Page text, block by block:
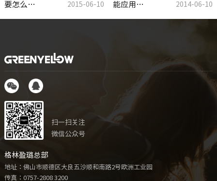
要怎么… 2015-06-10 能应用… 2014-06-10
扫一扫关注
微信公众号
格林盈璐总部
地址：佛山市顺德区大良五沙顺和南路2号欧洲工业园
传真：0757-2808 3200